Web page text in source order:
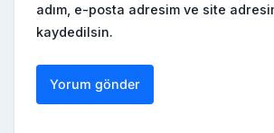
adım, e-posta adresim ve site
kaydedilsin.